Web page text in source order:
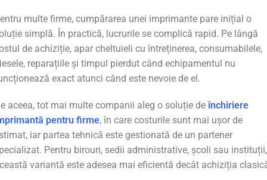
multe firme, cumpărarea unei imprimante pare inițial o
simplă. În practică, lucrurile se complică rapid. Pe lângă
de achiziție, apar cheltuieli cu întreținerea, consumabilele,
reparațiile și timpul pierdut când echipamentul nu
exact atunci când este nevoie de el.
aceea, tot mai multe companii aleg o soluție deînchiriere
pentru firme, în care costurile sunt mai ușor de
iar partea tehnică este gestionată de un partener
Pentru birouri, sedii administrative, școli sau instituții,
variantă este adesea mai eficientă decât achiziția